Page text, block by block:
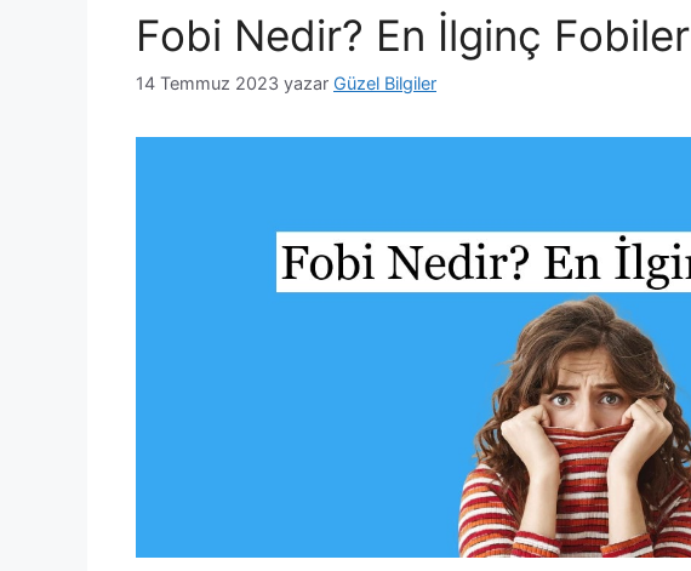
Fobi Nedir? En İlginç Fobiler
14 Temmuz 2023 yazar Güzel Bilgiler